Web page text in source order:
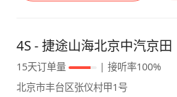
4S - 捷途山海北京中汽京田
15天订单量
| 接听率100%
北京市丰台区张仪村甲1号